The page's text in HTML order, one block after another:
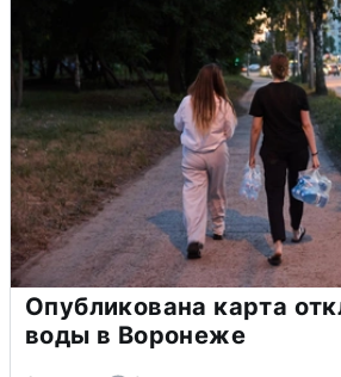
Опубликована карта
воды в Воронеже